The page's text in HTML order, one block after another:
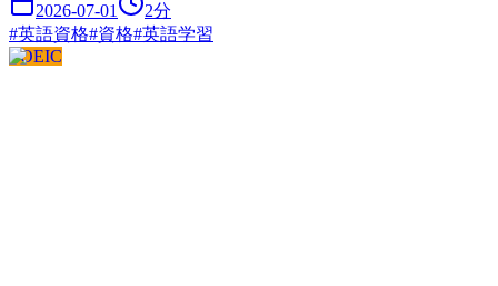
2026-07-01 2分
#英語資格#資格#英語学習
TOEIC